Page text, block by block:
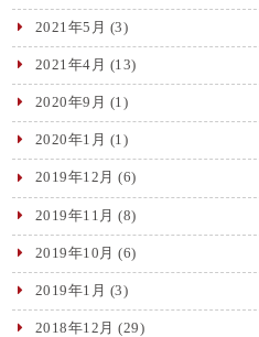
2021年5月 (3)
2021年4月 (13)
2020年9月 (1)
2020年1月 (1)
2019年12月 (6)
2019年11月 (8)
2019年10月 (6)
2019年1月 (3)
2018年12月 (29)